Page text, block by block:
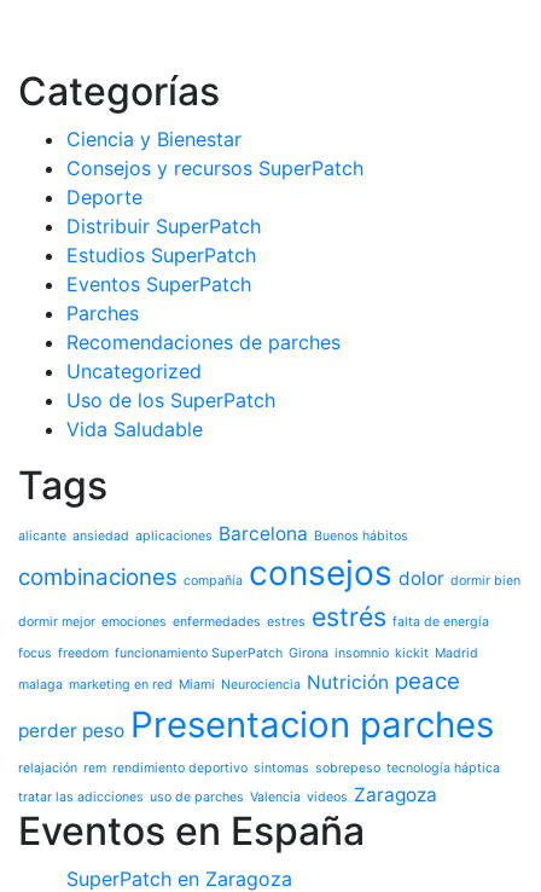
Categorías
Ciencia y Bienestar
Consejos y recursos SuperPatch
Deporte
Distribuir SuperPatch
Estudios SuperPatch
Eventos SuperPatch
Parches
Recomendaciones de parches
Uncategorized
Uso de los SuperPatch
Vida Saludable
Tags
alicante ansiedad aplicaciones Barcelona Buenos hábitos
combinaciones compañía consejos dolor dormir bien
dormir mejor emociones enfermedades estres estrés falta de energía
focus freedom funcionamiento SuperPatch Girona insomnio kickit Madrid
malaga marketing en red Miami Neurociencia Nutrición peace
perder peso Presentacion parches
relajación rem rendimiento deportivo sintomas sobrepeso tecnología háptica
tratar las adicciones uso de parches Valencia videos Zaragoza
Eventos en España
SuperPatch en Zaragoza